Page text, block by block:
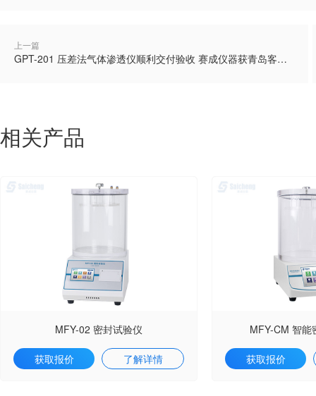
上一篇
GPT-201 压差法气体渗透仪顺利交付验收 赛成仪器获青岛客户认可
相关产品
MFY-02 密封试验仪
获取报价 了解详情
MFY-CM 智能
获取报价